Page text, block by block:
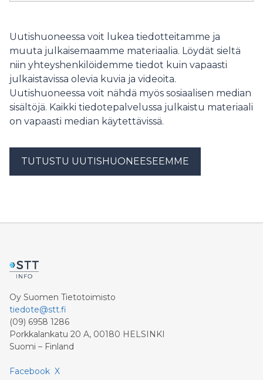
Muovikassin ostamisen laskutrendi siis jatkuu, ja
muovikassien ostamisen kulttuuri näyttää
muuttuneen pysyvästi.
Uutishuoneessa voit lukea tiedotteitamme ja
muuta julkaisemaamme materiaalia. Löydät sieltä
niin yhteyshenkilöidemme tiedot kuin vapaasti
julkaistavissa olevia kuvia ja videoita.
Uutishuoneessa voit nähdä myös sosiaalisen median
sisältöjä. Kaikki tiedotepalvelussa julkaistu materiaali
on vapaasti median käytettävissä.
TUTUSTU UUTISHUONEESEEMME
Oy Suomen Tietotoimisto
tiedote@stt.fi
(09) 6958 1286
Porkkalankatu 20 A, 00180 HELSINKI
Suomi – Finland
Facebook X